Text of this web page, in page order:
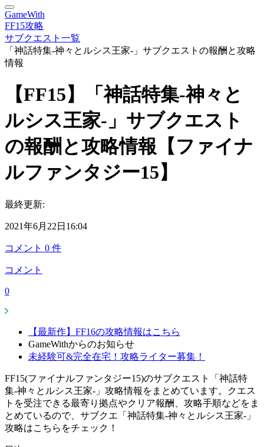
GameWith
FF15攻略
サブクエスト一覧
「神話特集-神々とルシス王家-」サブクエストの報酬と攻略
情報
【FF15】「神話特集-神々と
ルシス王家-」サブクエスト
の報酬と攻略情報【ファイナ
ルファンタジー15】
最終更新:
2021年6月22日16:04
コメント 0 件
コメント
0
【最新作】FF16の攻略情報はこちら
GameWithからのお知らせ
未経験可&完全在宅！攻略ライター募集！
FF15(ファイナルファンタジー15)のサブクエスト「神話特
集-神々とルシス王家-」攻略情報をまとめています。クエス
トを受注できる最寄り拠点やクリア報酬、攻略手順などをま
とめているので、サブクエ「神話特集-神々とルシス王家-」
攻略はこちらをチェック！